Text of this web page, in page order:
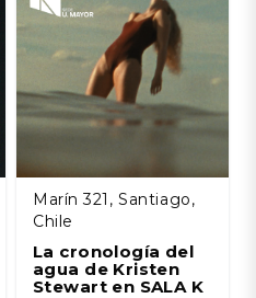
Marín 321, Santiago,
Chile
La cronología del
agua de Kristen
Stewart en SALA K